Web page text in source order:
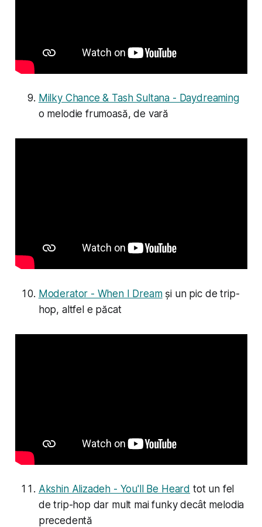
Milky Chance & Tash Sultana - Daydreaming
o melodie frumoasă, de vară
Moderator - When I Dreamși un pic de trip-
hop, altfel e păcat
Akshin Alizadeh - You'll Be Heard tot un fel
de trip-hop dar mult mai funky decât melodia
precedentă